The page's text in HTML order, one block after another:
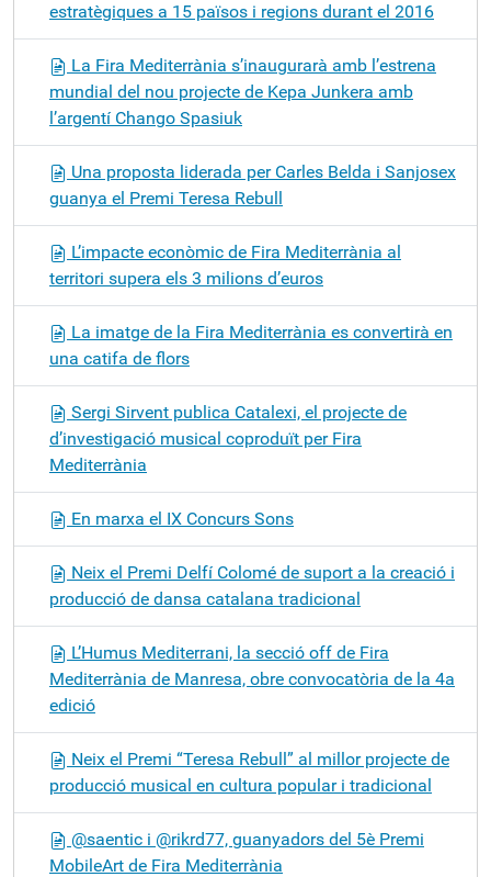
estratègiques a 15 països i regions durant el 2016
La Fira Mediterrània s’inaugurarà amb l’estrena
mundial del nou projecte de Kepa Junkera amb
l’argentí Chango Spasiuk
Una proposta liderada per Carles Belda i Sanjosex
guanya el Premi Teresa Rebull
L’impacte econòmic de Fira Mediterrània al
territori supera els 3 milions d’euros
La imatge de la Fira Mediterrània es convertirà en
una catifa de flors
Sergi Sirvent publica Catalexi, el projecte de
d’investigació musical coproduït per Fira
Mediterrània
En marxa el IX Concurs Sons
Neix el Premi Delfí Colomé de suport a la creació i
producció de dansa catalana tradicional
L’Humus Mediterrani, la secció off de Fira
Mediterrània de Manresa, obre convocatòria de la 4a
edició
Neix el Premi “Teresa Rebull” al millor projecte de
producció musical en cultura popular i tradicional
@saentic i @rikrd77, guanyadors del 5è Premi
MobileArt de Fira Mediterrània